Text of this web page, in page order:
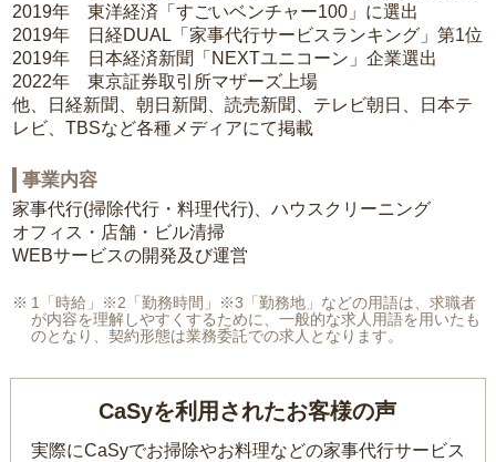
2019年 東洋経済「すごいベンチャー100」に選出
2019年 日経DUAL「家事代行サービスランキング」第1位
2019年 日本経済新聞「NEXTユニコーン」企業選出
2022年 東京証券取引所マザーズ上場
他、日経新聞、朝日新聞、読売新聞、テレビ朝日、日本テ
レビ、TBSなど各種メディアにて掲載
事業内容
家事代行(掃除代行・料理代行)、ハウスクリーニング
オフィス・店舗・ビル清掃
WEBサービスの開発及び運営
1「時給」※2「勤務時間」※3「勤務地」などの用語は、求職者
が内容を理解しやすくするために、一般的な求人用語を用いたも
のとなり、契約形態は業務委託での求人となります。
CaSyを利用されたお客様の声
実際にCaSyでお掃除やお料理などの家事代行サービス